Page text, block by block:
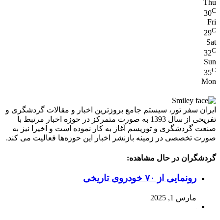
Thu
30C
Fri
29C
Sat
32C
Sun
35C
Mon
ایران سفر تور، سیستم جامع بروزترین اخبار و مقالات گردشگری و
تفریحی از سال 1393 به صورت متمرکز در حوزه اخبار مرتبط با
صنعت گردشگری و توریسم آغاز به کار نموده است و اخیرا نیز به
صورت تخصصی در زمینه بازنشر اخبار این حوزه‌ها فعالیت می کند.
گردشگران در حال مشاهده:
رونمایی از ۷۰ خودروی تاریخی
مارس 1, 2025